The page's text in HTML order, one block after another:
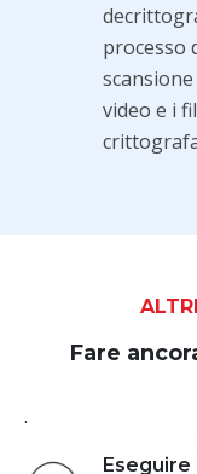
processo
video e i
Fare
.
Eseguire